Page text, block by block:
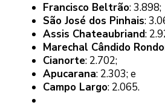
Francisco Beltrão: 3.898;
São José dos Pinhais:
Assis Chateaubriand:
Marechal Cândido
Cianorte: 2.702;
Apucarana: 2.303; e
Campo Largo: 2.065.